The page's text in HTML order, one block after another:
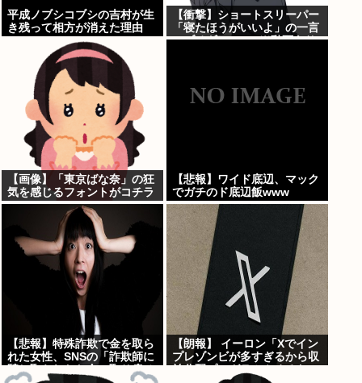
平成ノブシコブシの吉村が生
き残って相方が消えた理由
【衝撃】ショートスリーパー
「寝たほうがいいよ」の一言
にブチギレwww(※動画あり)
【画像】「東京ばな奈」の狂
気を感じるフォントがコチラ
www
【悲報】ワイド底辺、マック
でガチのド底辺飯www
【悲報】特殊詐欺で金を取ら
れた女性、SNSの「詐欺師に
騙し取られたお金、取り戻せ
【朗報】 イーロン「Xでイン
プレゾンビが多すぎるから収
益分配プログラムやめるわ」